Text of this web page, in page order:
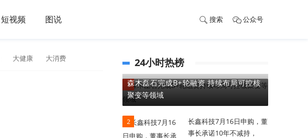
短视频 图说 搜索 公众号
大健康 大消费 24小时热榜
1
森木磊石完成B+轮融资 持续布局可控核
聚变等领域
2
长鑫科技7月16日申购，董
事长承诺10年不减持，